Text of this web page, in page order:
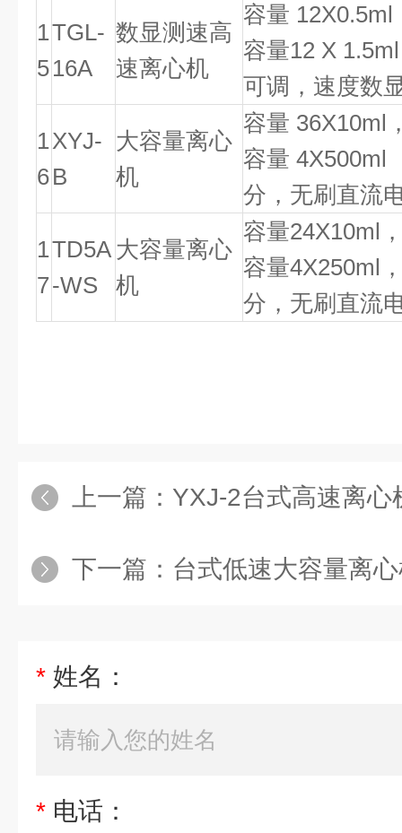
1
5
TGL-
16A
数显测速高
速离心机
容量 12X0.5ml
容量12 X
可调，速度数
1
6
XYJ-
B
大容量离心
机
容量 36X10ml
容量 4X500ml
分，无刷直流
1
7
TD5A
-WS
大容量离心
机
容量24X10ml
容量4X250ml
分，无刷直流
上一篇： YXJ-2台式高速离心
下一篇： 台式低速大容量离
* 姓名：
* 电话：